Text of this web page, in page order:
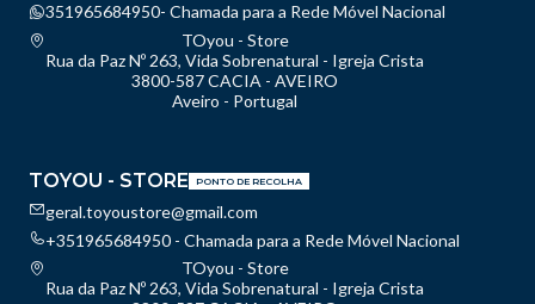
351965684950- Chamada para a Rede Móvel Nacional
TOyou - Store
Rua da Paz Nº 263, Vida Sobrenatural - Igreja Crista
3800-587 CACIA - AVEIRO
Aveiro - Portugal
TOYOU - STORE PONTO DE RECOLHA
geral.toyoustore@gmail.com
+351965684950 - Chamada para a Rede Móvel Nacional
TOyou - Store
Rua da Paz Nº 263, Vida Sobrenatural - Igreja Crista